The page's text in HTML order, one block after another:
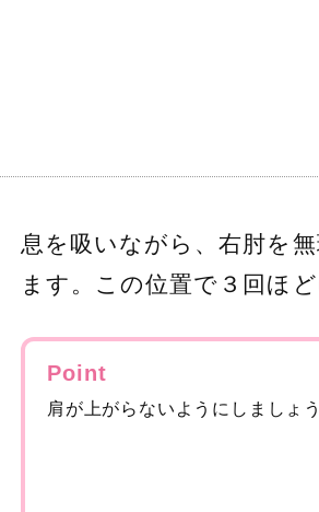
息を吸いながら、右肘を
ます。この位置で３回ほ
Point
肩が上がらないようにしましょう